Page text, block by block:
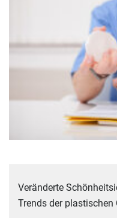
Veränderte
Trends der plastischen